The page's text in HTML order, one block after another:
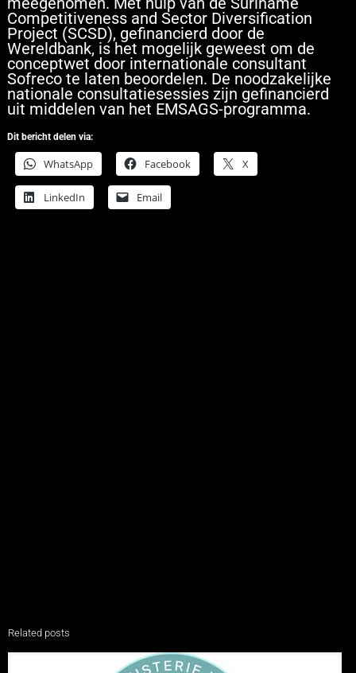
Competitiveness and Sector Diversification
Project (SCSD), gefinancierd door de
Wereldbank, is het mogelijk geweest om de
conceptwet door internationale consultant
Sofreco te laten beoordelen. De noodzakelijke
nationale consultatiesessies zijn gefinancierd
uit middelen van het EMSAGS-programma.
Dit bericht delen via:
WhatsApp Facebook X
LinkedIn Email
Related posts